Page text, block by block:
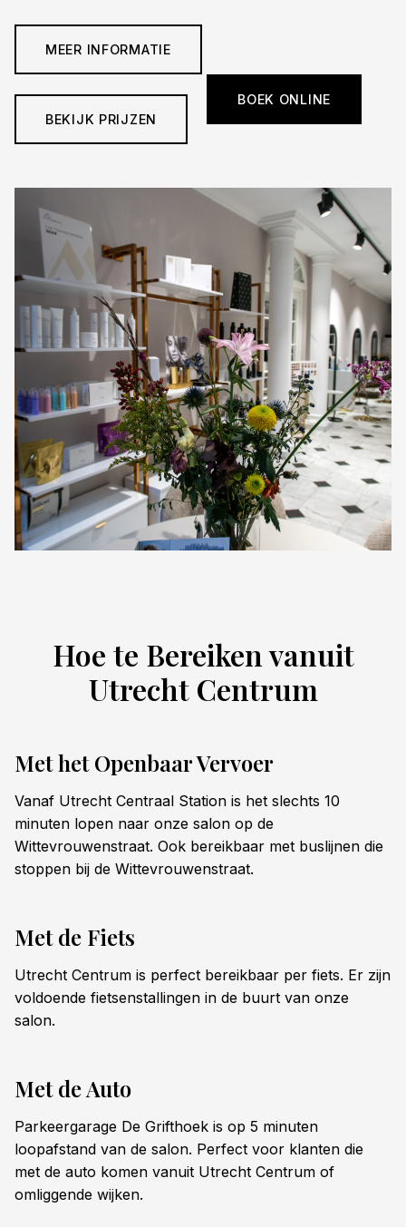
MEER INFORMATIE
BEKIJK PRIJZEN
BOEK ONLINE
Hoe te Bereiken vanuit
Utrecht Centrum
Met het Openbaar Vervoer
Vanaf Utrecht Centraal Station is het slechts 10
minuten lopen naar onze salon op de
Wittevrouwenstraat. Ook bereikbaar met buslijnen die
stoppen bij de Wittevrouwenstraat.
Met de Fiets
Utrecht Centrum is perfect bereikbaar per fiets. Er zijn
voldoende fietsenstallingen in de buurt van onze
salon.
Met de Auto
Parkeergarage De Grifthoek is op 5 minuten
loopafstand van de salon. Perfect voor klanten die
met de auto komen vanuit Utrecht Centrum of
omliggende wijken.